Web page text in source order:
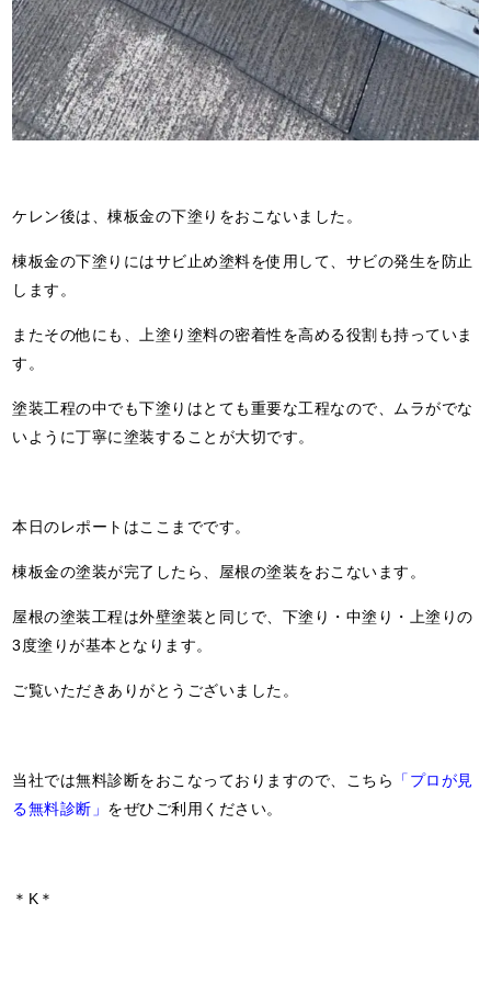
ケレン後は、棟板金の下塗りをおこないました。
棟板金の下塗りにはサビ止め塗料を使用して、サビの発生を防止
します。
またその他にも、上塗り塗料の密着性を高める役割も持っていま
す。
塗装工程の中でも下塗りはとても重要な工程なので、ムラがでな
いように丁寧に塗装することが大切です。
本日のレポートはここまでです。
棟板金の塗装が完了したら、屋根の塗装をおこないます。
屋根の塗装工程は外壁塗装と同じで、下塗り・中塗り・上塗りの
3度塗りが基本となります。
ご覧いただきありがとうございました。
当社では無料診断をおこなっておりますので、こちら
「プロが見
る無料診断」 をぜひご利用ください。
＊K＊